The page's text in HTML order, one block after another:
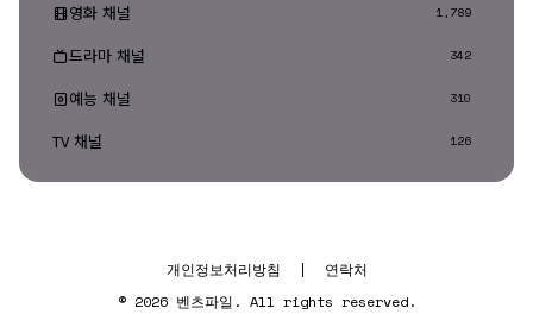
영화 채널 1,789
드라마 채널 342
예능 채널 310
TV 채널 126
개인정보처리방침 |
연락처
© 2026 벤츠파일. All rights reserved.